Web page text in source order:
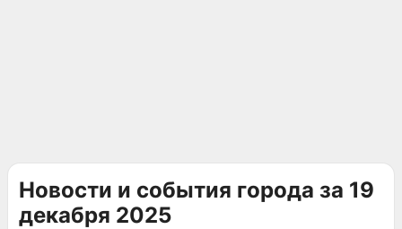
Новости и события города за 19
декабря 2025